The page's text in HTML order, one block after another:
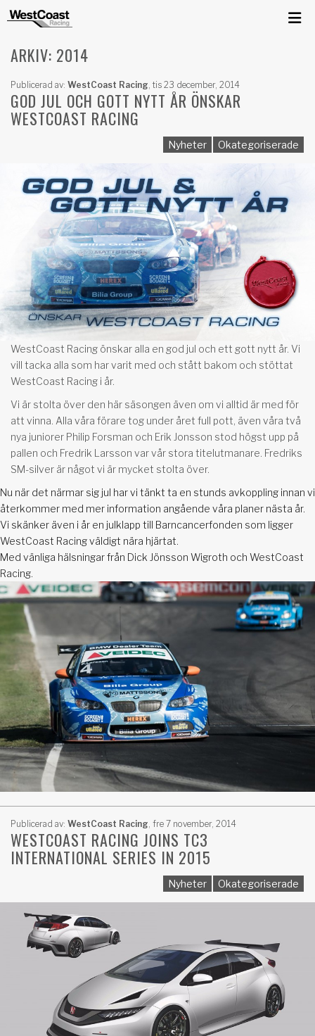
ARKIV: 2014
Publicerad av: WestCoast Racing, tis 23 december, 2014
GOD JUL OCH GOTT NYTT ÅR ÖNSKAR
WESTCOAST RACING
Nyheter Okategoriserade
WestCoast Racing önskar alla en god jul och ett gott nytt år. Vi
vill tacka alla som har varit med och stått bakom och stöttat
WestCoast Racing i år.
Vi är stolta över den här säsongen även om vi alltid är med för
att vinna. Alla våra förare tog under året full pott, även våra två
nya juniorer Philip Forsman och Erik Jonsson stod högst upp på
pallen och Fredrik Larsson var vår stora titelutmanare. Fredriks
SM-silver är något vi är mycket stolta över.
Nu när det närmar sig jul har vi tänkt ta en stunds avkoppling innan vi
återkommer med mer information angående våra planer nästa år.
Vi skänker även i år en julklapp till Barncancerfonden som ligger
WestCoast Racing väldigt nära hjärtat.
Med vänliga hälsningar från Dick Jönsson Wigroth och WestCoast
Racing.
Publicerad av: WestCoast Racing, fre 7 november, 2014
WESTCOAST RACING JOINS TC3
INTERNATIONAL SERIES IN 2015
Nyheter Okategoriserade